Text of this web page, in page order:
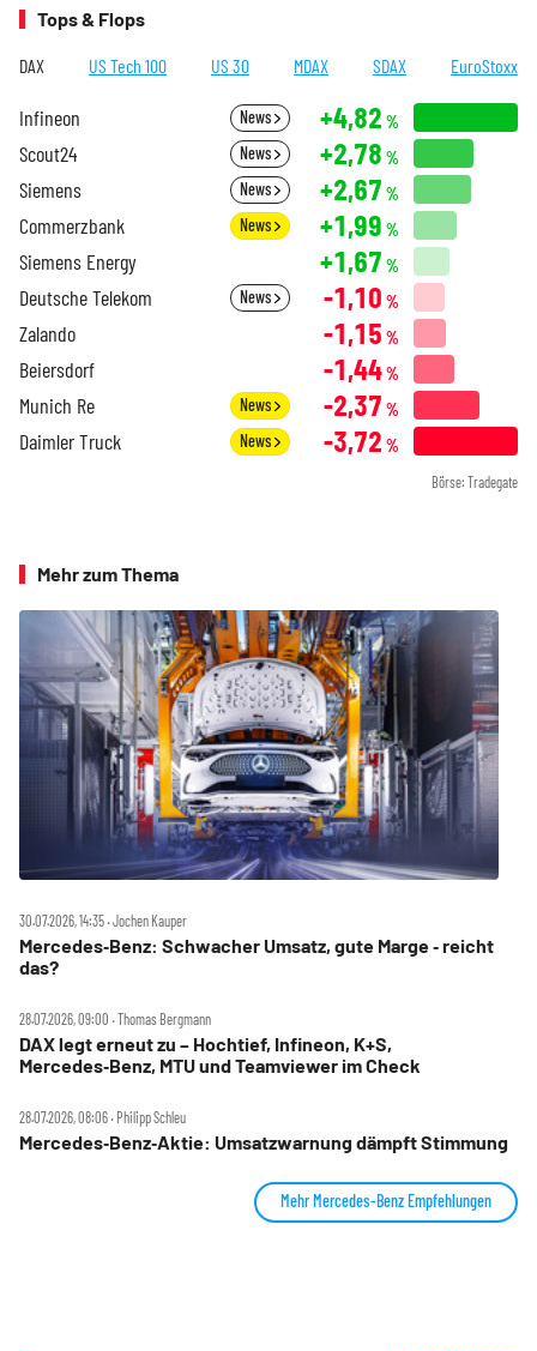
Tops & Flops
DAX US Tech 100 US 30 MDAX SDAX EuroStoxx
Infineon News +4,82 %
Scout24 News +2,78 %
Siemens News +2,67 %
Commerzbank News +1,99 %
Siemens Energy +1,67 %
Deutsche Telekom News -1,10 %
Zalando -1,15 %
Beiersdorf -1,44%
Munich Re News -2,37 %
Daimler Truck News -3,72 %
Börse: Tradegate
Mehr zum Thema
30.07.2026, 14:35 ‧ Jochen Kauper
Mercedes‑Benz: Schwacher Umsatz, gute Marge ‑ reicht
das?
28.07.2026, 09:00 ‧ Thomas Bergmann
DAX legt erneut zu – Hochtief, Infineon, K+S,
Mercedes‑Benz, MTU und Teamviewer im Check
28.07.2026, 08:06 ‧ Philipp Schleu
Mercedes‑Benz‑Aktie: Umsatzwarnung dämpft Stimmung
Mehr Mercedes-Benz Empfehlungen